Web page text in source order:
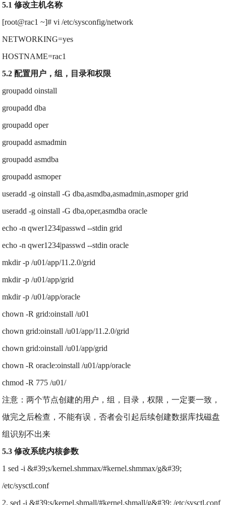
5.1 修改主机名称
[root@rac1 ~]# vi /etc/sysconfig/network
NETWORKING=yes
HOSTNAME=rac1
5.2 配置用户，组，目录和权限
groupadd oinstall
groupadd dba
groupadd oper
groupadd asmadmin
groupadd asmdba
groupadd asmoper
useradd -g oinstall -G dba,asmdba,asmadmin,asmoper grid
useradd -g oinstall -G dba,oper,asmdba oracle
echo -n qwer1234|passwd --stdin grid
echo -n qwer1234|passwd --stdin oracle
mkdir -p /u01/app/11.2.0/grid
mkdir -p /u01/app/grid
mkdir -p /u01/app/oracle
chown -R grid:oinstall /u01
chown grid:oinstall /u01/app/11.2.0/grid
chown grid:oinstall /u01/app/grid
chown -R oracle:oinstall /u01/app/oracle
chmod -R 775 /u01/
注意：两个节点创建的用户，组，目录，权限，一定要一致，
做完之后检查，不能有误，否者会引起后续创建数据库找磁盘
组识别不出来
5.3 修改系统内核参数
1 sed -i &#39;s/kernel.shmmax/#kernel.shmmax/g&#39;
/etc/sysctl.conf
2. sed -i &#39;s/kernel.shmall/#kernel.shmall/g&#39; /etc/sysctl.conf